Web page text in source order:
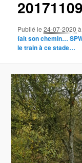
Publié le24-07-2020
fait son chemin…
le train à ce stade…